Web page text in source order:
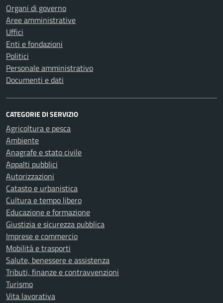
Organi di governo
Aree amministrative
Uffici
Enti e fondazioni
Politici
Personale amministrativo
Documenti e dati
CATEGORIE DI SERVIZIO
Agricoltura e pesca
Ambiente
Anagrafe e stato civile
Appalti pubblici
Autorizzazioni
Catasto e urbanistica
Cultura e tempo libero
Educazione e formazione
Giustizia e sicurezza pubblica
Imprese e commercio
Mobilità e trasporti
Salute, benessere e assistenza
Tributi, finanze e contravvenzioni
Turismo
Vita lavorativa